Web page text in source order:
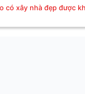
có xây nhà đẹp được